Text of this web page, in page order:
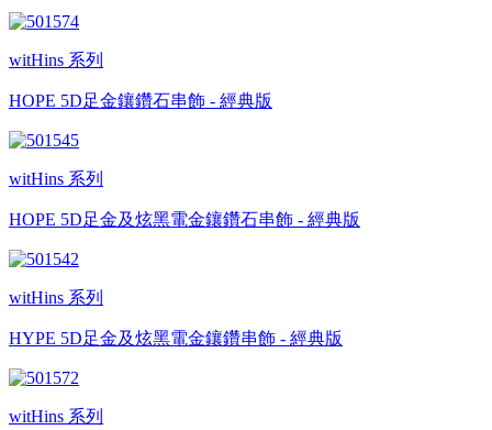
witHins 系列
HOPE 5D足金鑲鑽石串飾 - 經典版
witHins 系列
HOPE 5D足金及炫黑電金鑲鑽石串飾 - 經典版
witHins 系列
HYPE 5D足金及炫黑電金鑲鑽串飾 - 經典版
witHins 系列